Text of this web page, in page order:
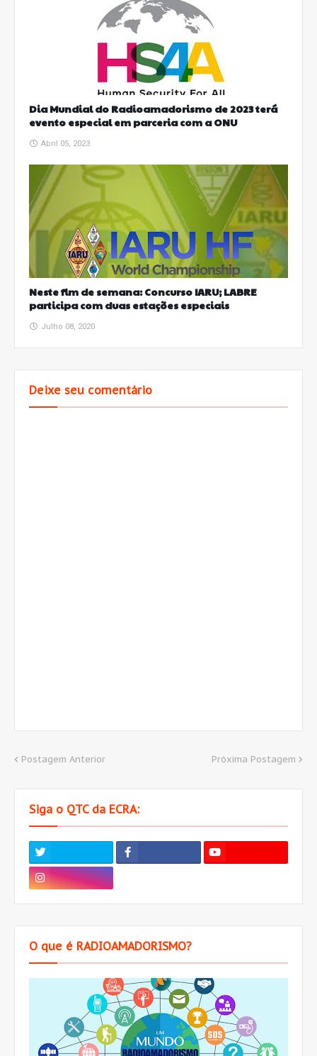
Dia Mundial do Radioamadorismo de 2023 terá
evento especial em parceria com a ONU
Abril 05, 2023
Neste fim de semana: Concurso IARU; LABRE
participa com duas estações especiais
Julho 08, 2020
Deixe seu comentário
Postagem Anterior Próxima Postagem
Siga o QTC da ECRA:
O que é RADIOAMADORISMO?